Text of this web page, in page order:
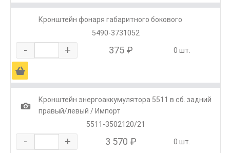
Кронштейн фонаря габаритного бокового
5490-3731052
- + 375 ₽ 0 шт.
Ä
1
Кронштейн энергоаккумулятора 5511 в сб. задний
правый/левый / Импорт
5511-3502120/21
- + 3 570 ₽ 0 шт.